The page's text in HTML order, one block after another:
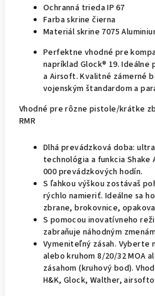
Ochranná trieda IP 67
Farba skrine čierna
Materiál skrine 7075
Perfektne vhodné pre
napríklad Glock® 19.
a Airsoft. Kvalitné zámerné
vojenským štandardom a
Vhodné pre rôzne pistole/krátke
RMR
Dlhá prevádzková doba:
technológia a funkcia Shake
000 prevádzkových hodín.
S ľahkou výškou zostávaš
rýchlo namieriť. Ideálne sa
zbrane, brokovnice,
S pomocou inovatívneho
zabraňuje náhodným
Vymeniteľný zásah. Vyberte
alebo kruhom 8/20/32 MOA
zásahom (kruhový bod).
H&K, Glock, Walther,